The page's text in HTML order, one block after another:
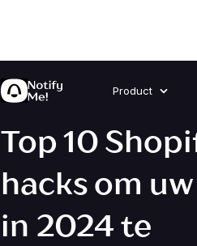
Product
Top 10
hacks om
in 2024 te